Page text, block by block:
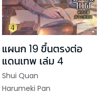
แผนก 19 ขึ้นตรงต่อ
แดนเทพ เล่ม 4
Shui Quan
Harumeki Pan